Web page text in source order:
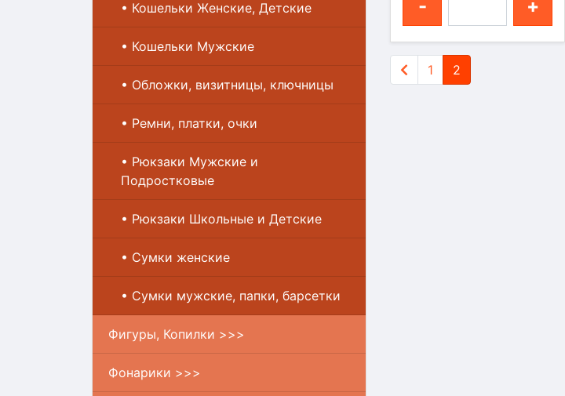
• Кошельки Женские, Детские
• Кошельки Мужские
• Обложки, визитницы, ключницы
• Ремни, платки, очки
• Рюкзаки Мужские и
Подростковые
• Рюкзаки Школьные и Детские
• Сумки женские
• Сумки мужские, папки, барсетки
Фигуры, Копилки >>>
Фонарики >>>
- +
1 2